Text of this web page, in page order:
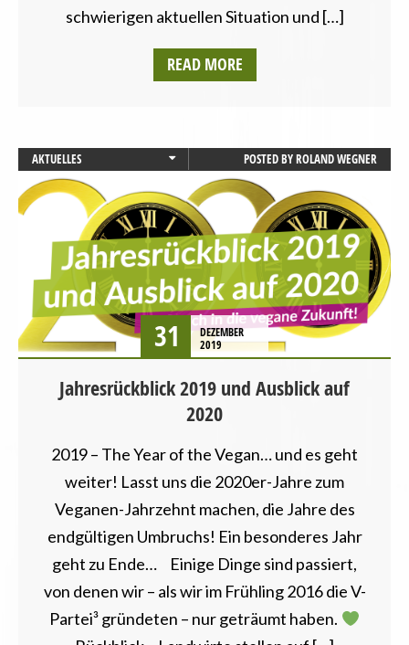
schwierigen aktuellen Situation und […]
READ MORE
AKTUELLES
AUGSBURG
BADEN-WÜRTTEMBERG
BERLIN
BEZIRKSAMTSWAHL
BEZIRKSWAHL
BRANDENBURG
BREMEN
BÜRGERSCHAFTSWAHL
HAMBURG
LANDTAGSWAHL
LANDWIRTSCHAFT
MECKLENBURG-VORPOMMERN
NORDRHEIN-WESTFALEN
PRESSEMITTEILUNG
RHEINLAND-PFALZ
SAARLAND
POSTED BYROLAND WEGNER
31
DEZEMBER
2019
Jahresrückblick 2019 und Ausblick auf
2020
2019 – The Year of the Vegan… und es geht
weiter! Lasst uns die 2020er-Jahre zum
Veganen-Jahrzehnt machen, die Jahre des
endgültigen Umbruchs! Ein besonderes Jahr
geht zu Ende… Einige Dinge sind passiert,
von denen wir – als wir im Frühling 2016 die V-
Partei³ gründeten – nur geträumt haben.